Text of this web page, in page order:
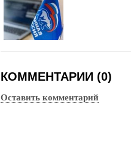
КОММЕНТАРИИ (0)
Оставить комментарий